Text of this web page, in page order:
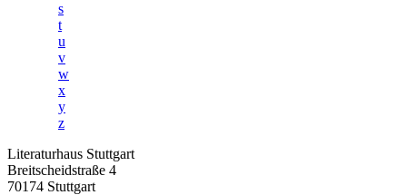
s
t
u
v
w
x
y
z
Literaturhaus Stuttgart
Breitscheidstraße 4
70174 Stuttgart